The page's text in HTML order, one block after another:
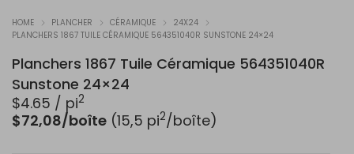
HOME PLANCHER CÉRAMIQUE
24X24
PLANCHERS 1867 TUILE CÉRAMIQUE 564351040R SUNSTONE 24×24
Planchers 1867 Tuile Céramique 564351040R
Sunstone 24×24
$4.65 / pi2
$72,08/boîte (15,5 pi2/boîte)